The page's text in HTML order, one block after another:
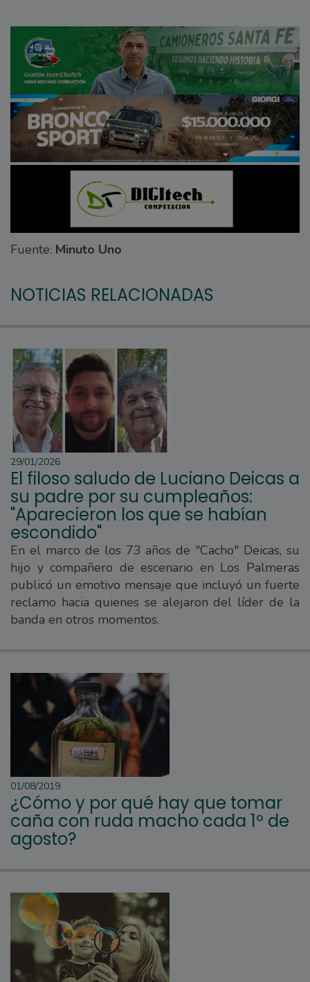
Fuente: Minuto Uno
NOTICIAS RELACIONADAS
29/01/2026
El filoso saludo de Luciano Deicas a
su padre por su cumpleaños:
"Aparecieron los que se habían
escondido"
En el marco de los 73 años de "Cacho" Deicas, su
hijo y compañero de escenario en Los Palmeras
publicó un emotivo mensaje que incluyó un fuerte
reclamo hacia quienes se alejaron del líder de la
banda en otros momentos.
01/08/2019
¿Cómo y por qué hay que tomar
caña con ruda macho cada 1º de
agosto?